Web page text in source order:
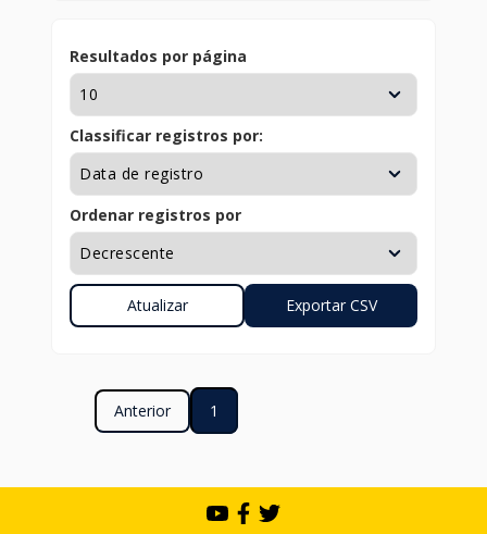
Resultados por página
Classificar registros por:
Ordenar registros por
Anterior 1